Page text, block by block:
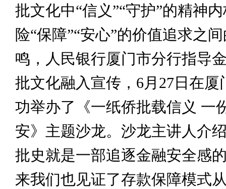
批文化中“信义”“守护”的精神
险“保障”“安心”的价值追求之
鸣，人民银行厦门市分行指导
批文化融入宣传，6月27日在厦
功举办了《一纸侨批载信义 一
安》主题沙龙。沙龙主讲人介
批史就是一部追逐金融安全感
来我们也见证了存款保障模式